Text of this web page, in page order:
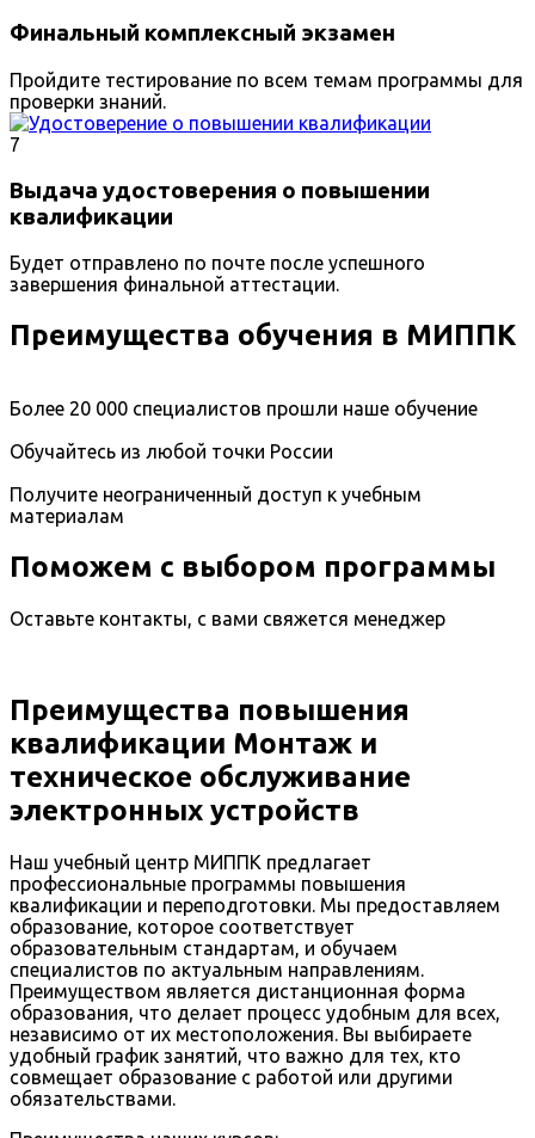
Финальный комплексный экзамен
Пройдите тестирование по всем темам программы для
проверки знаний.
7
Выдача удостоверения о повышении
квалификации
Будет отправлено по почте после успешного
завершения финальной аттестации.
Преимущества обучения в МИППК
Более 20 000 специалистов прошли наше обучение
Обучайтесь из любой точки России
Получите неограниченный доступ к учебным
материалам
Поможем с выбором программы
Оставьте контакты, с вами свяжется менеджер
Преимущества повышения
квалификации Монтаж и
техническое обслуживание
электронных устройств
Наш учебный центр МИППК предлагает
профессиональные программы повышения
квалификации и переподготовки. Мы предоставляем
образование, которое соответствует
образовательным стандартам, и обучаем
специалистов по актуальным направлениям.
Преимуществом является дистанционная форма
образования, что делает процесс удобным для всех,
независимо от их местоположения. Вы выбираете
удобный график занятий, что важно для тех, кто
совмещает образование с работой или другими
обязательствами.